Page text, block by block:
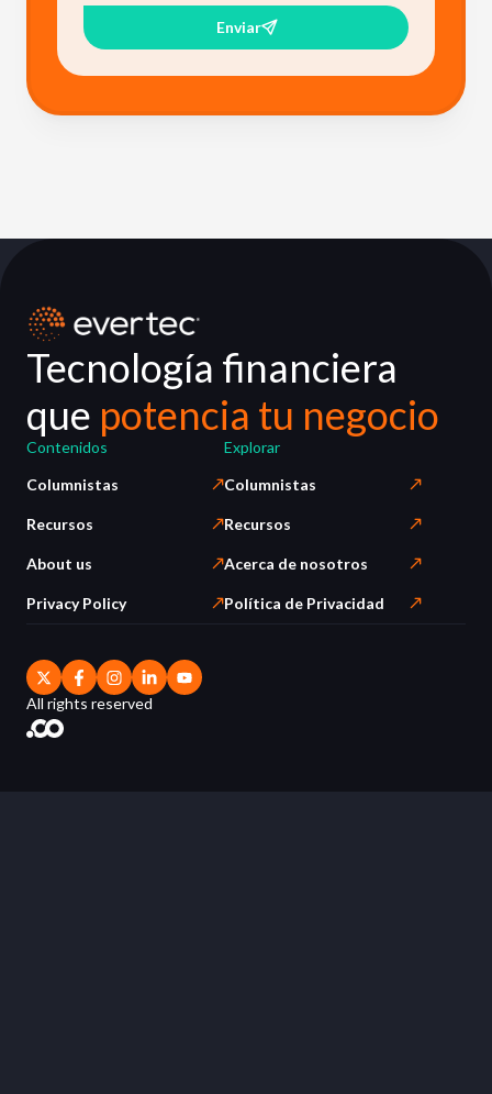
Enviar
Tecnología financiera
que potencia tu negocio
Contenidos
Columnistas
Recursos
About us
Privacy Policy
Explorar
Columnistas
Recursos
Acerca de nosotros
Política de Privacidad
All rights reserved